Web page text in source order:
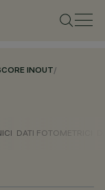
INOUT/
DATI FOTOMETRICI